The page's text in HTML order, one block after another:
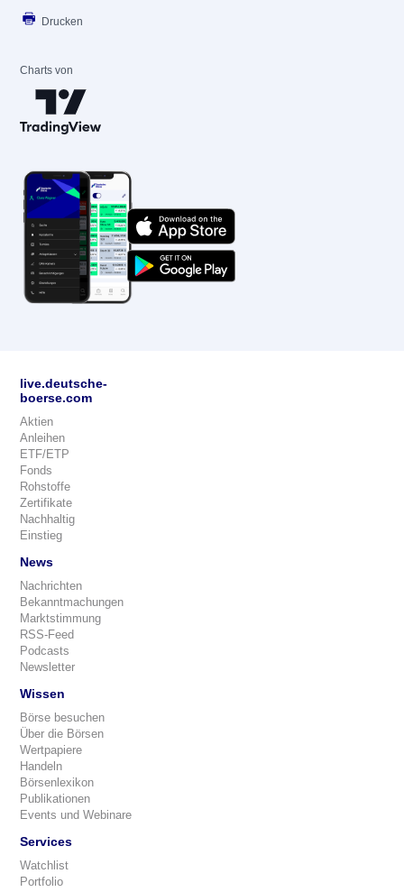
Drucken
Charts von
live.deutsche-
boerse.com
Aktien
Anleihen
ETF/ETP
Fonds
Rohstoffe
Zertifikate
Nachhaltig
Einstieg
News
Nachrichten
Bekanntmachungen
Marktstimmung
RSS-Feed
Podcasts
Newsletter
Wissen
Börse besuchen
Über die Börsen
Wertpapiere
Handeln
Börsenlexikon
Publikationen
Events und Webinare
Services
Watchlist
Portfolio